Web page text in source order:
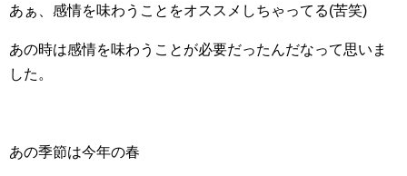
あぁ、感情を味わうことをオススメしちゃってる(苦笑)
あの時は感情を味わうことが必要だったんだなって思いま
した。
あの季節は今年の春